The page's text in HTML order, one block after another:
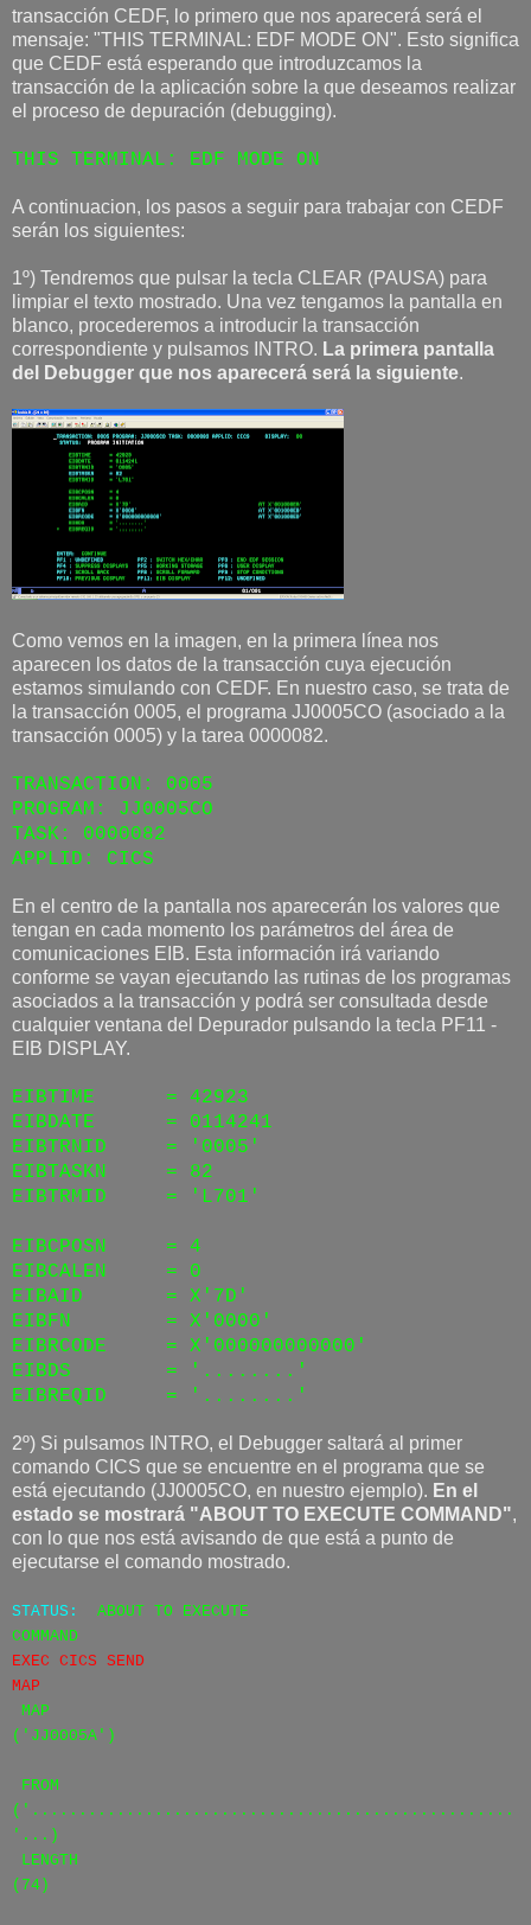
transacción CEDF, lo primero que nos aparecerá será el
mensaje: "THIS TERMINAL: EDF MODE ON". Esto significa
que CEDF está esperando que introduzcamos la
transacción de la aplicación sobre la que deseamos realizar
el proceso de depuración (debugging).
THIS TERMINAL: EDF MODE ON
A continuacion, los pasos a seguir para trabajar con CEDF
serán los siguientes:
1º) Tendremos que pulsar la tecla CLEAR (PAUSA) para
limpiar el texto mostrado. Una vez tengamos la pantalla en
blanco, procederemos a introducir la transacción
correspondiente y pulsamos INTRO. La primera pantalla
del Debugger que nos aparecerá será la siguiente.
Como vemos en la imagen, en la primera línea nos
aparecen los datos de la transacción cuya ejecución
estamos simulando con CEDF. En nuestro caso, se trata de
la transacción 0005, el programa JJ0005CO (asociado a la
transacción 0005) y la tarea 0000082.
TRANSACTION: 0005
PROGRAM: JJ0005CO
TASK: 0000082
APPLID: CICS
En el centro de la pantalla nos aparecerán los valores que
tengan en cada momento los parámetros del área de
comunicaciones EIB. Esta información irá variando
conforme se vayan ejecutando las rutinas de los programas
asociados a la transacción y podrá ser consultada desde
cualquier ventana del Depurador pulsando la tecla PF11 -
EIB DISPLAY.
EIBTIME = 42923
EIBDATE = 0114241
EIBTRNID = '0005'
EIBTASKN = 82
EIBTRMID = 'L701'
EIBCPOSN = 4
EIBCALEN = 0
EIBAID = X'7D'
EIBFN = X'0000'
EIBRCODE = X'000000000000'
EIBDS = '........'
EIBREQID = '........'
2º) Si pulsamos INTRO, el Debugger saltará al primer
comando CICS que se encuentre en el programa que se
está ejecutando (JJ0005CO, en nuestro ejemplo). En el
estado se mostrará "ABOUT TO EXECUTE COMMAND",
con lo que nos está avisando de que está a punto de
ejecutarse el comando mostrado.
STATUS:
ABOUT TO EXECUTE
COMMAND
EXEC CICS SEND
MAP
MAP
('JJ0005A')
FROM
('...................................................
'...)
LENGTH
(74)